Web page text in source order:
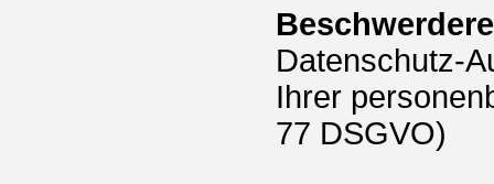
Datenschutz-
Ihrer
77 DSGVO)